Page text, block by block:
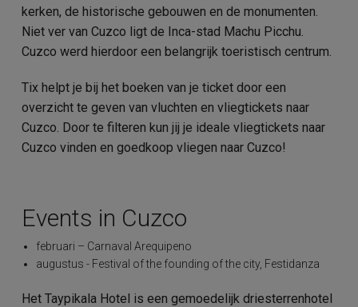
kerken, de historische gebouwen en de monumenten.
Niet ver van Cuzco ligt de Inca-stad Machu Picchu.
Cuzco werd hierdoor een belangrijk toeristisch centrum.
Tix helpt je bij het boeken van je ticket door een
overzicht te geven van vluchten en vliegtickets naar
Cuzco. Door te filteren kun jij je ideale vliegtickets naar
Cuzco vinden en goedkoop vliegen naar Cuzco!
Events in Cuzco
februari – Carnaval Arequipeno
augustus - Festival of the founding of the city, Festidanza
Het Taypikala Hotel is een gemoedelijk driesterrenhotel